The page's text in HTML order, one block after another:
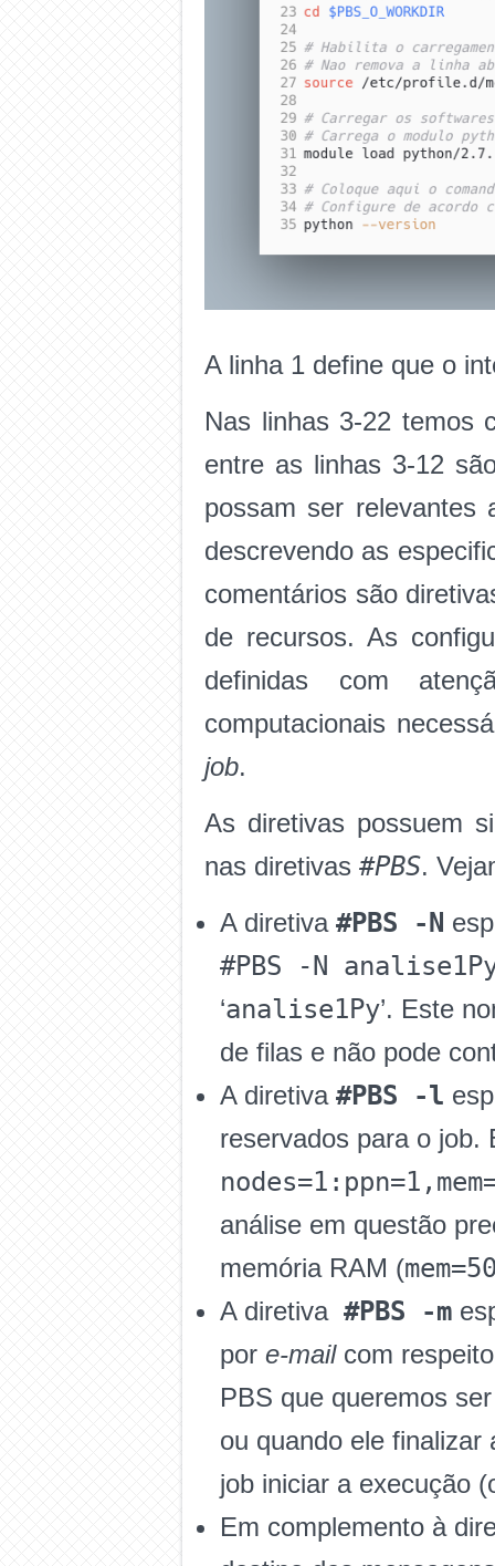
A linha 1 define que o
Nas linhas 3-22 temos
entre as linhas 3-12
possam ser relevantes
descrevendo as
comentários são
de recursos. As
definidas com
computacionais
job.
As diretivas possuem
nas diretivas #PBS.
A diretiva #PBS -N
#PBS -N
‘analise1Py’. Este
de filas e não pode
A diretiva #PBS -l
reservados para o
análise em questão
memória RAM (
A diretiva #PBS -m
por e-mailcom
PBS que queremos
ou quando ele finalizar
job iniciar a execução
Em complemento à